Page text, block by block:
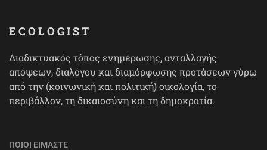
ECOLOGIST
Διαδικτυακός τόπος ενημέρωσης, ανταλλαγής
απόψεων, διαλόγου και διαμόρφωσης προτάσεων γύρω
από την (κοινωνική και πολιτική) οικολογία, το
περιβάλλον, τη δικαιοσύνη και τη δημοκρατία.
ΠΟΙΟΙ ΕΊΜΑΣΤΕ